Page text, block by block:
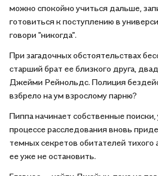
можно спокойно учиться дальше,
готовиться к поступлению в
говори "никогда".
При загадочных обстоятельствах
старший брат ее близкого друга,
Джейми Рейнольдс. Полиция
взбрело на ум взрослому парню?
Пиппа начинает собственные
процессе расследования вновь
темных секретов обитателей тихого
ее уже не остановить.